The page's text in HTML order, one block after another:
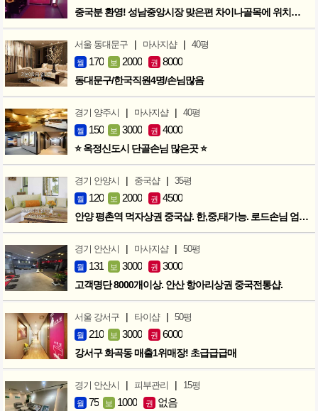
중국분 환영! 성남중앙시장 맞은편 차이나골목에 위치한 마사지샵
서울 동대문구 | 마사지샵 | 40평
월 170 보 2000 권 8000
동대문구/한국직원4명/손님많음
경기 양주시 | 마사지샵 | 40평
월 150 보 3000 권 4000
⭐ 옥정신도시 단골손님 많은곳 ⭐
경기 안양시 | 중국샵 | 35평
월 120 보 2000 권 4500
안양 평촌역 먹자상권 중국샵. 한,중,태가능. 로드손님 엄청많아요!
경기 안산시 | 마사지샵 | 50평
월 131 보 3000 권 3000
고객명단 8000개이상. 안산 항아리상권 중국전통샵.
서울 강서구 | 타이샵 | 50평
월 210 보 3000 권 6000
강서구 화곡동 매출1위매장! 초급급급매
경기 안산시 | 피부관리 | 15평
월 75 보 1000 권 없음